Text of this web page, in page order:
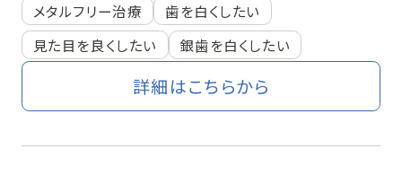
メタルフリー治療
歯を白くしたい
見た目を良くしたい
銀歯を白くしたい
詳細はこちらから